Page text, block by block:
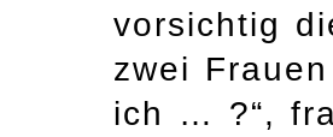
vorsichtig
zwei
ich … ?“,